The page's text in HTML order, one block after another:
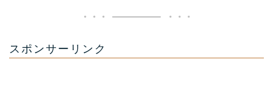
スポンサーリンク